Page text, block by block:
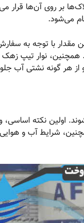
بر روی آن‌ها قرار
می‌شود.
10 تا 30 سانتیمتر تنظیم می‌شود. این مقدار
تیپ نصب می‌شوند. همچنین، نوار
هر گونه نشتی آب
اولین نکته اساسی،
شرایط آب و هوایی